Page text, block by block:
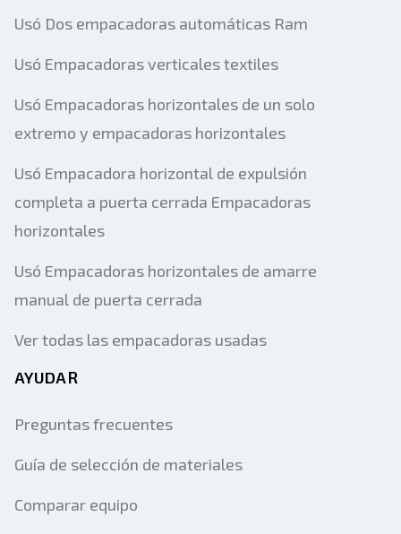
Usó Dos empacadoras automáticas Ram
Usó Empacadoras verticales textiles
Usó Empacadoras horizontales de un solo
extremo y empacadoras horizontales
Usó Empacadora horizontal de expulsión
completa a puerta cerrada Empacadoras
horizontales
Usó Empacadoras horizontales de amarre
manual de puerta cerrada
Ver todas las empacadoras usadas
AYUDAR
Preguntas frecuentes
Guía de selección de materiales
Comparar equipo